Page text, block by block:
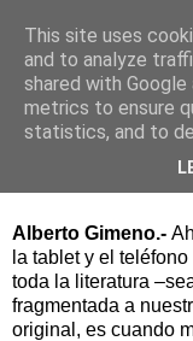
La fidelidad
Alberto Gimeno.-
la tablet y el
toda la literatura
fragmentada a
original, es cuando
This site uses
and to analyze
shared with
metrics to ensure
statistics, and to